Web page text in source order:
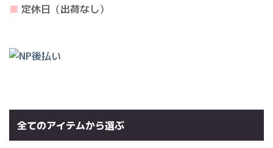
■ 定休日（出荷なし）
全てのアイテムから選ぶ